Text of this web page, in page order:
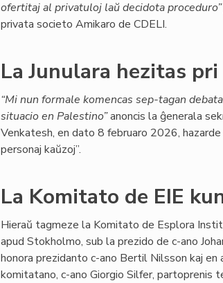
ofertitaj al privatuloj laŭ decidota proceduro”
privata societo Amikaro de CDELI.
La Junulara hezitas
“Mi nun formale komencas sep-tagan
situacio en Palestino”anoncis la ĝenerala
Venkatesh, en dato 8 februaro 2026,
personaj kaŭzoj”.
La Komitato de EIE
Hieraŭ tagmeze la Komitato de Esplora
apud Stokholmo, sub la prezido de c-ano
honora prezidanto c-ano Bertil Nilsson kaj
komitatano, c-ano Giorgio Silfer, partoprenis